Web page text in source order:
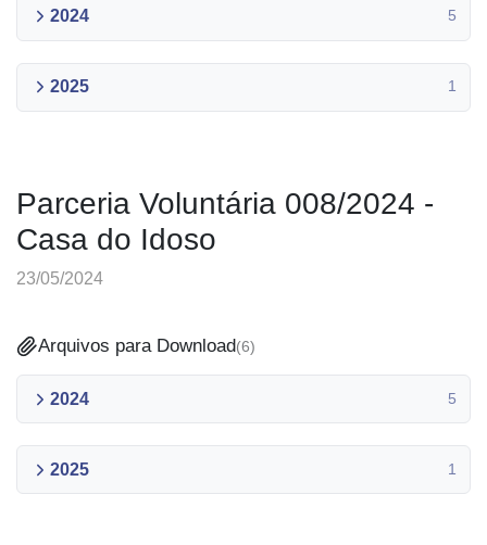
2024 5
2025 1
Parceria Voluntária 008/2024 -
Casa do Idoso
23/05/2024
Arquivos para Download(6)
2024 5
2025 1